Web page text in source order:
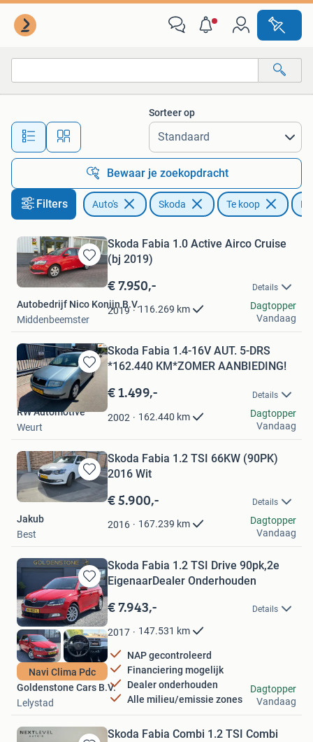
Alle afstanden…
Sorteer op
Bewaar je zoekopdracht
Filters Auto's Skoda Te koop
Bewaren
in
Favorieten
Skoda Fabia 1.0 Active Airco Cruise
(bj 2019)
€ 7.950,- Details
2019 116.269 km
Autobedrijf Nico Konijn B.V.
Middenbeemster
Dagtopper
Vandaag
Bewaren
in
Mijn
Favorieten
Skoda Fabia 1.4-16V AUT. 5-DRS
*162.440 KM*ZOMER AANBIEDING!
€ 1.499,- Details
2002 162.440 km
RW Automotive
Weurt
Dagtopper
Vandaag
Bewaren
in
Favorieten
Skoda Fabia 1.2 TSI 66KW (90PK)
2016 Wit
€ 5.900,- Details
2016 167.239 km
Jakub
Best
Dagtopper
Vandaag
Bewaren
in
Mijn
Favorieten
Navi Clima Pdc
Skoda Fabia 1.2 TSI Drive 90pk,2e
EigenaarDealer Onderhouden
€ 7.943,- Details
2017 147.531 km
NAP gecontroleerd
Financiering mogelijk
Dealer onderhouden
Alle milieu/emissie zones
Goldenstone Cars B.V.
Lelystad
Dagtopper
Vandaag
Skoda Fabia Combi 1.2 TSI Combi